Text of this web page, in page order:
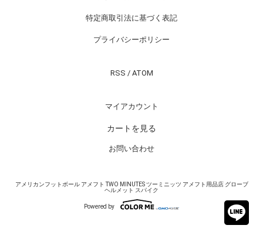
特定商取引法に基づく表記
プライバシーポリシー
RSS / ATOM
マイアカウント
カートを見る
お問い合わせ
アメリカンフットボール アメフト TWO MINUTES ツーミニッツ アメフト用品店 グローブ
ヘルメット スパイク
Powered by